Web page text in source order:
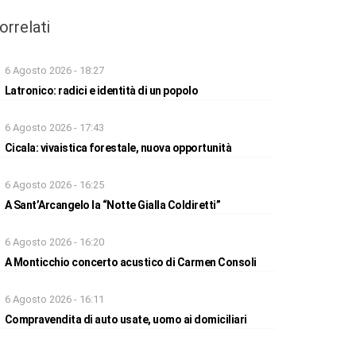
6 Agosto 2026 - 18:27
Latronico: radici e identità di un popolo
6 Agosto 2026 - 17:43
Cicala: vivaistica forestale, nuova opportunità
6 Agosto 2026 - 16:25
A Sant’Arcangelo la “Notte Gialla Coldiretti”
6 Agosto 2026 - 16:20
A Monticchio concerto acustico di Carmen Consoli
6 Agosto 2026 - 16:11
Compravendita di auto usate, uomo ai domiciliari